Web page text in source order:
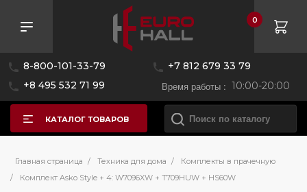
8-800-101-33-79
+7 812 679 33 79
+8 495 532 71 99
Время работы : 10:00-20:00
0
КАТАЛОГ ТОВАРОВ
Главная страница / Техника для дома /
Комплекты в прачечную
/
Комплект Asko Style + 4: W7096XW + T709HUW + HS60W